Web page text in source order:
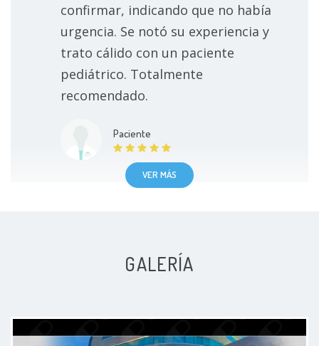
confirmar, indicando que no había
urgencia. Se notó su experiencia y
trato cálido con un paciente
pediátrico. Totalmente
recomendado.
Paciente
Todo muy bien en cuanto a la
Paciente
VER MÁS
GALERÍA